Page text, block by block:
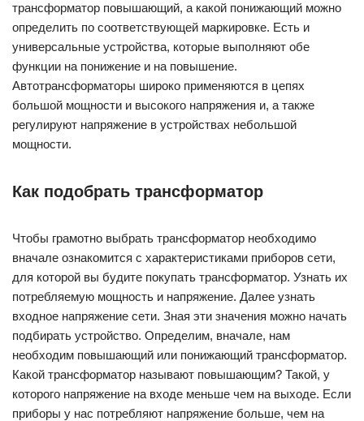
трансформатор повышающий, а какой понижающий можно
определить по соответствующей маркировке. Есть и
универсальные устройства, которые выполняют обе
функции на понижение и на повышение.
Автотрансформаторы широко применяются в цепях
большой мощности и высокого напряжения и, а также
регулируют напряжение в устройствах небольшой
мощности.
Как подобрать трансформатор
Чтобы грамотно выбрать трансформатор необходимо
вначале ознакомится с характеристиками приборов сети,
для которой вы будите покупать трансформатор. Узнать их
потребляемую мощность и напряжение. Далее узнать
входное напряжение сети. Зная эти значения можно начать
подбирать устройство. Определим, вначале, нам
необходим повышающий или понижающий трансформатор.
Какой трансформатор называют повышающим? Такой, у
которого напряжение на входе меньше чем на выходе. Если
приборы у нас потребляют напряжение больше, чем на